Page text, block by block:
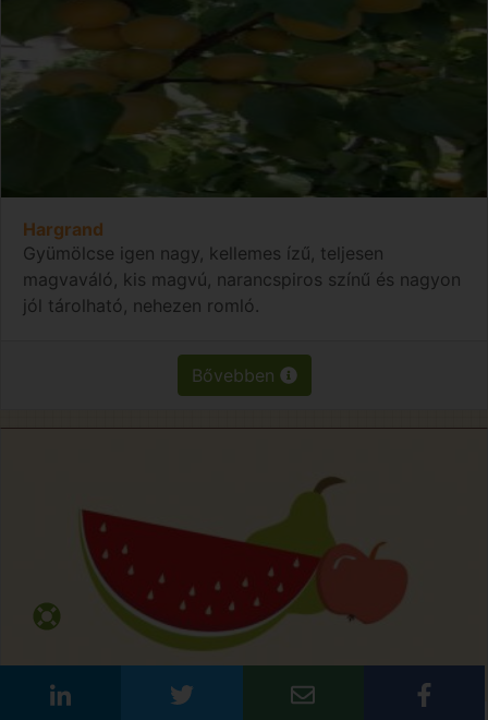
Hargrand
Gyümölcse igen nagy, kellemes ízű, teljesen
magvaváló, kis magvú, narancspiros színű és nagyon
jól tárolható, nehezen romló.
Bővebben